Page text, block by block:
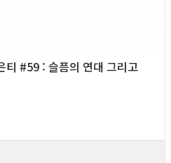
#59 : 슬픔의 연대 그리고